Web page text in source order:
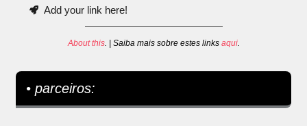
Add your link here!
About this. | Saiba mais sobre estes links aqui.
• parceiros: